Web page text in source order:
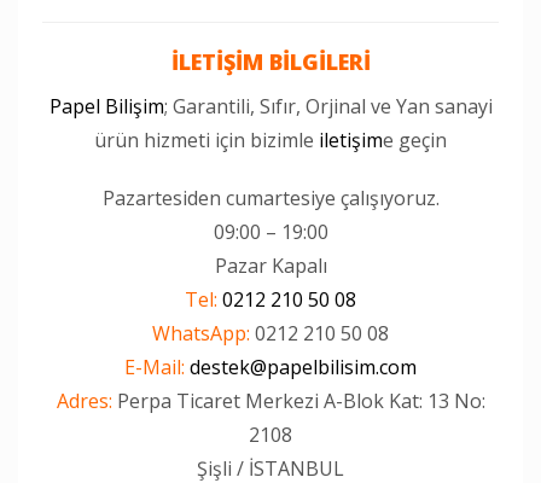
İLETİŞİM BİLGİLERİ
Papel Bilişim; Garantili, Sıfır, Orjinal ve Yan sanayi
ürün hizmeti için bizimle iletişime geçin
Pazartesiden cumartesiye çalışıyoruz.
09:00 – 19:00
Pazar Kapalı
Tel: 0212 210 50 08
WhatsApp: 0212 210 50 08
E-Mail: destek@papelbilisim.com
Adres: Perpa Ticaret Merkezi A-Blok Kat: 13 No:
2108
Şişli / İSTANBUL